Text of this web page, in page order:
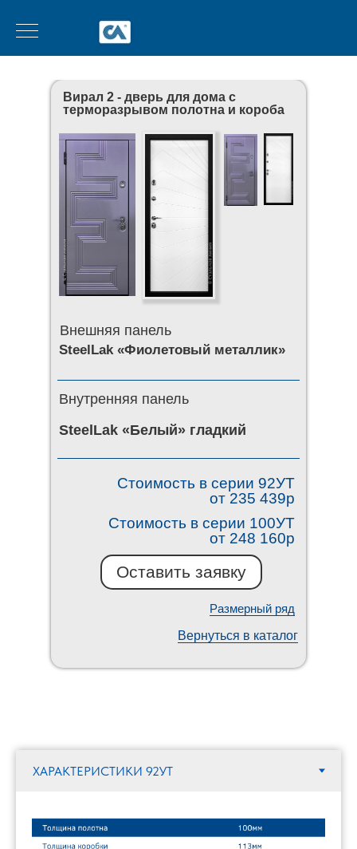
Вирал 2 - дверь для дома с
терморазрывом полотна и короба
SteelLak «Фиолетовый металлик»
SteelLak «Белый» гладкий
Стоимость в серии 92УТ
от 235 439р
Внешняя панель
Внутренняя панель
Размерный ряд
Оставить заявку
Стоимость в серии 100УТ
от 248 160р
Вернуться в каталог